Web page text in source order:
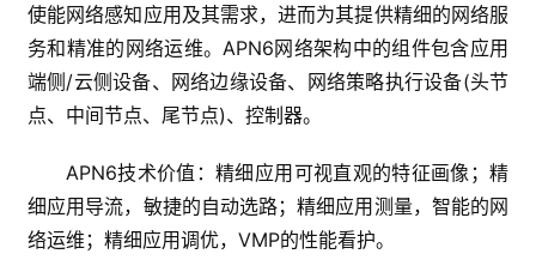
使能网络感知应用及其需求，进而为其提供精细的网络服
务和精准的网络运维。APN6网络架构中的组件包含应用
端侧/云侧设备、网络边缘设备、网络策略执行设备(头节
点、中间节点、尾节点)、控制器。
APN6技术价值：精细应用可视直观的特征画像；精
细应用导流，敏捷的自动选路；精细应用测量，智能的网
络运维；精细应用调优，VMP的性能看护。